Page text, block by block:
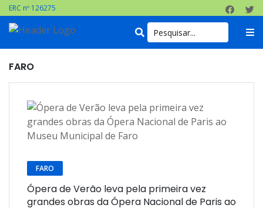
ERC nº 126275
FARO
FARO
Ópera de Verão leva pela primeira vez
grandes obras da Ópera Nacional de Paris ao